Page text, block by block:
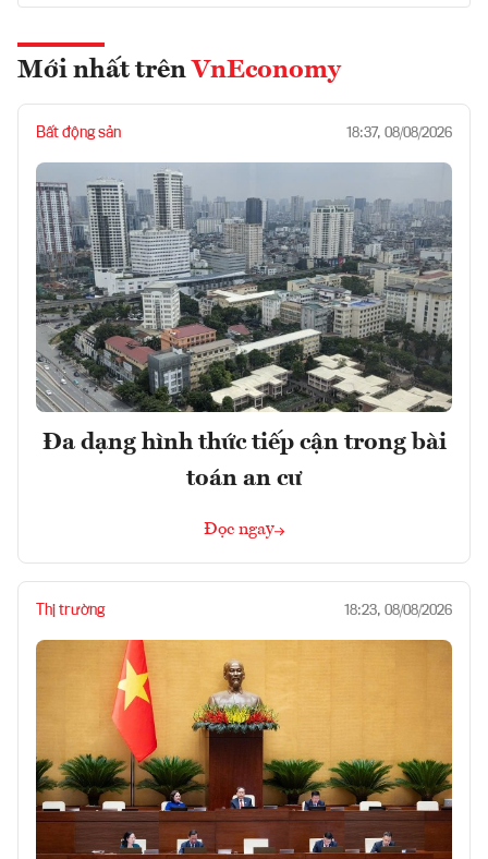
Mới nhất trên VnEconomy
Bất động sản 18:37, 08/08/2026
Đa dạng hình thức tiếp cận trong bài
toán an cư
Đọc ngay
Thị trường 18:23, 08/08/2026